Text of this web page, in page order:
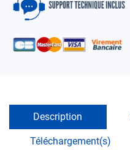
Description
Téléchargement(s)